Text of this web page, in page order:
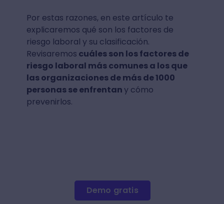
Por estas razones, en este artículo te
explicaremos qué son los factores de
riesgo laboral y su clasificación.
Revisaremos cuáles son los factores de
riesgo laboral más comunes a los que
las organizaciones de más de 1000
personas se enfrentany cómo
prevenirlos.
Demo gratis